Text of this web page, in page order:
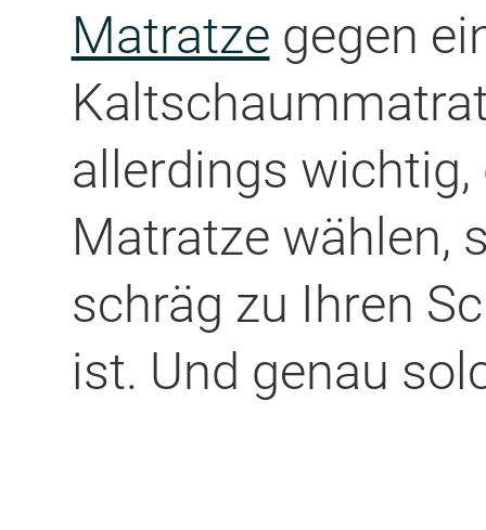
Matratze gegen
allerdings
Matratze wählen,
schräg zu Ihren
ist. Und genau